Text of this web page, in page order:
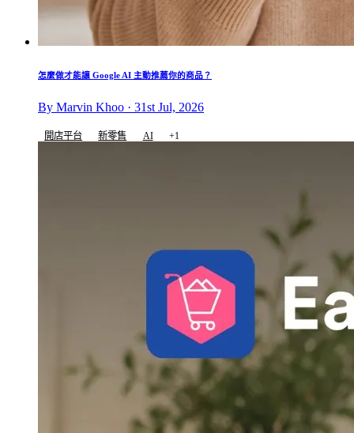
怎麼做才能讓 Google AI 主動推薦你的商品？
By Marvin Khoo · 31st Jul, 2026
開店平台 新零售 AI +1